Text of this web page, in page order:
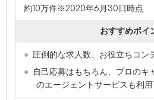
約10万件※2020年6月30日時点
おすすめポイ
圧倒的な求人数、お役立ちコン
自己応募はもちろん、プロのキ
のエージェントサービスも利